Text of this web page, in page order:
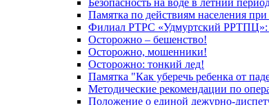
Безопасность на воде в летний
Памятка по действиям населения
Филиал РТРС «Удмуртский РРТПЦ»:
Осторожно – бешенство!
Осторожно, мошенники!
Осторожно: тонкий лед!
Памятка "Как уберечь ребенка от
Методические рекомендации по
Положение о единой дежурно-